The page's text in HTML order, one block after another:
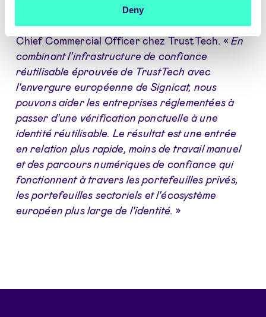
Deny
permettre de reconstruire la confiance à partir
de zéro à chaque fois,» a déclaré Rens Pennings,
Chief Commercial Officer chez TrustTech. «En
combinant l'infrastructure de confiance
réutilisable éprouvée de TrustTech avec
l'envergure européenne de Signicat, nous
pouvons aider les entreprises réglementées à
passer d'une vérification ponctuelle à une
identité réutilisable. Le résultat est une entrée
en relation plus rapide, moins de travail manuel
et des parcours numériques de confiance qui
fonctionnent à travers les portefeuilles privés,
les portefeuilles sectoriels et l'écosystème
européen plus large de l'identité. »